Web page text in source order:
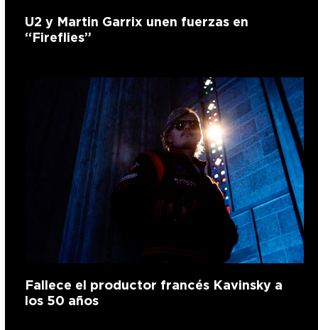
U2 y Martin Garrix unen fuerzas en
“Fireflies”
Fallece el productor francés Kavinsky a
los 50 años